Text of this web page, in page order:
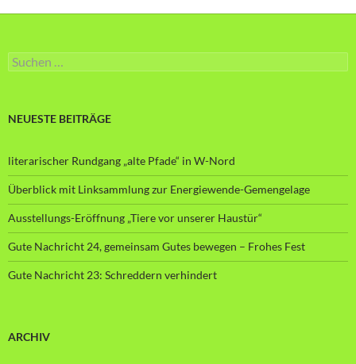
Suche
nach:
NEUESTE BEITRÄGE
literarischer Rundgang „alte Pfade“ in W-Nord
Überblick mit Linksammlung zur Energiewende-Gemengelage
Ausstellungs-Eröffnung „Tiere vor unserer Haustür“
Gute Nachricht 24, gemeinsam Gutes bewegen – Frohes Fest
Gute Nachricht 23: Schreddern verhindert
ARCHIV